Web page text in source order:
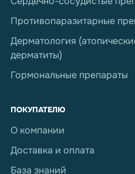
Противопаразитарные
Дерматология
дерматиты)
Гормональные препараты
ПОКУПАТЕЛЮ
О компании
Доставка и оплата
База знаний